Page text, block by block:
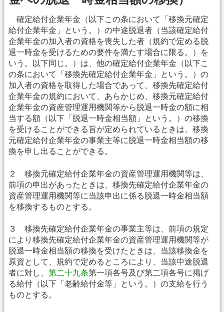
確定給付企業年金（以下この条において「移換元確定
給付企業年金」という。）の中途脱退者（当該確定給付
企業年金の加入者の資格を喪失した者（規約で定める脱
退一時金を受けるための要件を満たす場合に限る。）を
いう。以下同じ。）は、他の確定給付企業年金（以下こ
の条において「移換先確定給付企業年金」という。）の
加入者の資格を取得した場合であって、移換先確定給付
企業年金の規約において、あらかじめ、移換元確定給付
企業年金の資産管理運用機関等から脱退一時金の額に相
当する額（以下「脱退一時金相当額」という。）の移換
を受けることができる旨が定められているときは、移換
元確定給付企業年金の事業主等に脱退一時金相当額の移
換を申し出ることができる。
２ 移換元確定給付企業年金の資産管理運用機関等は、
前項の申出があったときは、移換先確定給付企業年金の
資産管理運用機関等に当該申出に係る脱退一時金相当額
を移換するものとする。
３ 移換先確定給付企業年金の事業主等は、前項の規定
により移換先確定給付企業年金の資産管理運用機関等が
脱退一時金相当額の移換を受けたときは、当該移換金を
原資として、規約で定めるところにより、当該中途脱退
者に対し、 第二十九条第一項各号及び第二項各号に掲げ
る給付（以下「老齢給付金等」という。）の支給を行う
ものとする。